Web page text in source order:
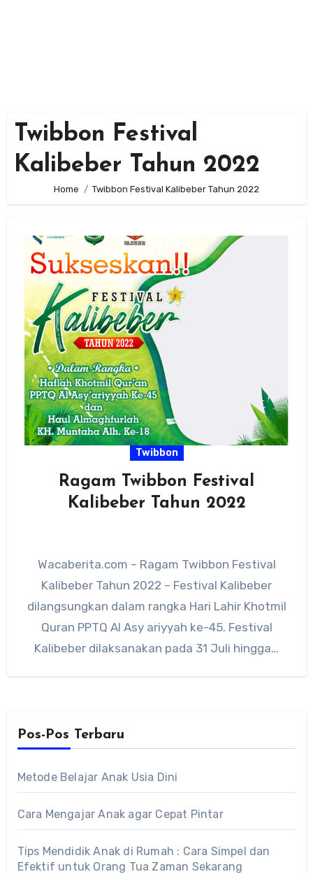
Twibbon Festival
Kalibeber Tahun 2022
Home Twibbon Festival Kalibeber Tahun 2022
Twibbon
Ragam Twibbon Festival
Kalibeber Tahun 2022
Wacaberita.com – Ragam Twibbon Festival
Kalibeber Tahun 2022 – Festival Kalibeber
dilangsungkan dalam rangka Hari Lahir Khotmil
Quran PPTQ Al Asy ariyyah ke-45. Festival
Kalibeber dilaksanakan pada 31 Juli hingga…
Pos-Pos Terbaru
Metode Belajar Anak Usia Dini
Cara Mengajar Anak agar Cepat Pintar
Tips Mendidik Anak di Rumah : Cara Simpel dan
Efektif untuk Orang Tua Zaman Sekarang